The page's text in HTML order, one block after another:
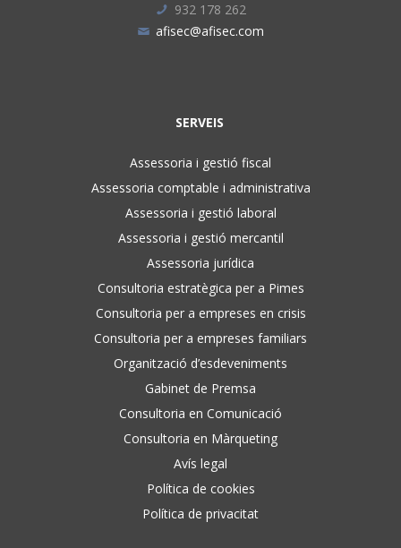
932 178 262
afisec@afisec.com
SERVEIS
Assessoria i gestió fiscal
Assessoria comptable i administrativa
Assessoria i gestió laboral
Assessoria i gestió mercantil
Assessoria jurídica
Consultoria estratègica per a Pimes
Consultoria per a empreses en crisis
Consultoria per a empreses familiars
Organització d’esdeveniments
Gabinet de Premsa
Consultoria en Comunicació
Consultoria en Màrqueting
Avís legal
Política de cookies
Política de privacitat